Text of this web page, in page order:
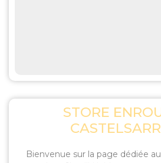
STORE
Bienvenue sur la page dédiée